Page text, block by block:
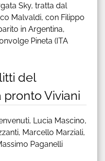
Sky, tratta dal
Malvaldi, con Filippo
in Argentina,
Pineta (ITA
del
Viviani
Lucia Mascino,
Marcello Marziali,
Paganelli